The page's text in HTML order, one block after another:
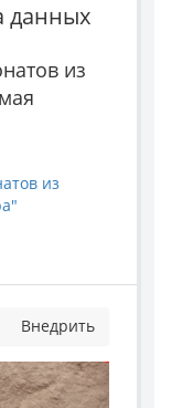
данных
из
из
Внедрить